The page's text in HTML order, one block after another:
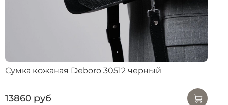
Сумка кожаная Deboro 30512 черный
13860 руб